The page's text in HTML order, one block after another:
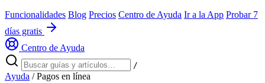
Funcionalidades Blog Precios Centro de Ayuda Ir a la App Probar 7
días gratis
Centro de Ayuda
/
Ayuda / Pagos en línea